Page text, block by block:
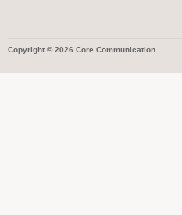
Copyright © 2026 Core Communication.